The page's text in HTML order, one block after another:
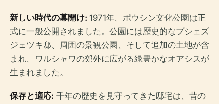
新しい時代の幕開け: 1971年、ポウシン文化公園は正
式に一般公開されました。公園には歴史的なプシェズ
ジェツキ邸、周囲の景観公園、そして追加の土地が含
まれ、ワルシャワの郊外に広がる緑豊かなオアシスが
生まれました。
保存と適応: 千年の歴史を見守ってきた邸宅は、昔の